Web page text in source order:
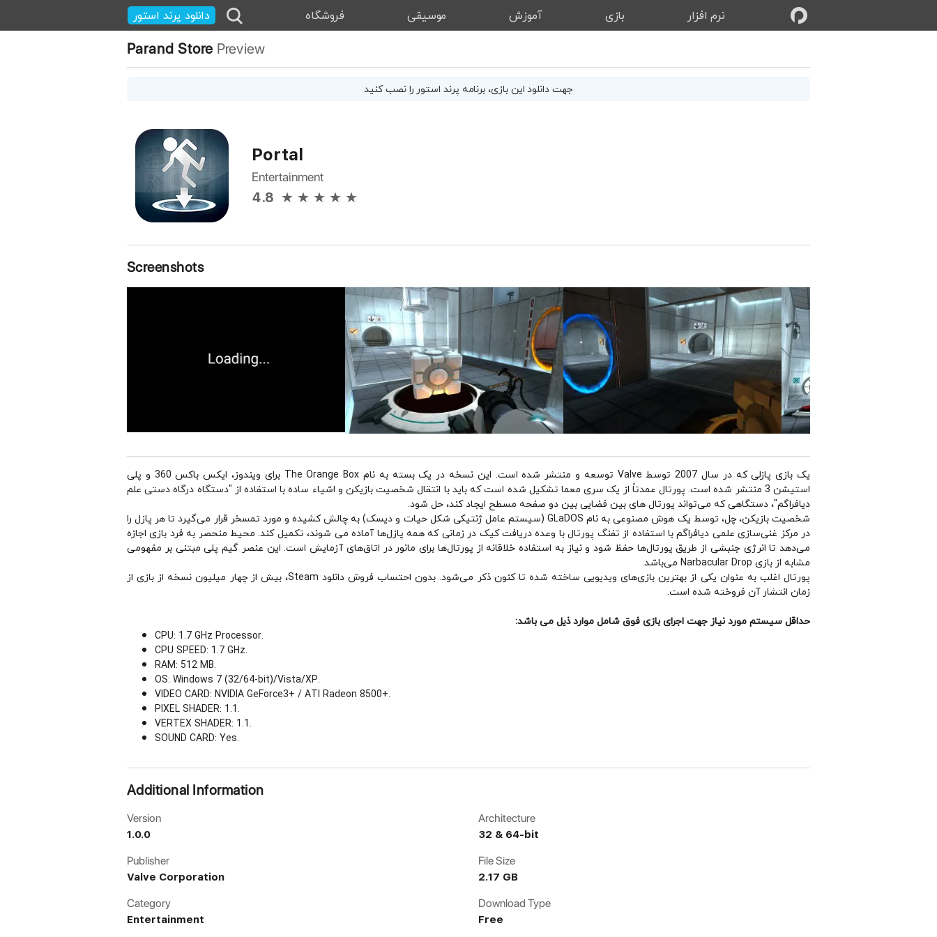
نرم‌ افزار بازی آموزش موسیقی فروشگاه دانلود پرند استور
Parand Store Preview
جهت دانلود اینبازی، برنامه پرند استور را نصب کنید
Portal
Entertainment
4.8
Screenshots
یک بازی پازلی که در سال 2007 توسط Valve توسعه و منتشر شده است. این نسخه در یک بسته به نام The Orange Box برای ویندوز، ایکس باکس 360 و پلی
استیشن 3 منتشر شده است. پورتال عمدتاً از یک سری معما تشکیل شده است که باید با انتقال شخصیت بازیکن و اشیاء ساده با استفاده از "دستگاه درگاه دستی علم
دیافراگم"، دستگاهی که می‌تواند پورتال های بین فضایی بین دو صفحه مسطح ایجاد کند، حل شود.
شخصیت بازیکن، چل، توسط یک هوش مصنوعی به نام GLaDOS (سیستم عامل ژنتیکی شکل حیات و دیسک) به چالش کشیده و مورد تمسخر قرار می‌گیرد تا هر پازل را
در مرکز غنی‌سازی علمی دیافراگم با استفاده از تفنگ پورتال با وعده دریافت کیک در زمانی که همه پازل‌ها آماده می شوند، تکمیل کند. محیط منحصر به فرد بازی اجازه
می‌دهد تا انرژی جنبشی از طریق پورتال‌ها حفظ شود و نیاز به استفاده خلاقانه از پورتال‌ها برای مانور در اتاق‌های آزمایش است. این عنصر گیم پلی مبتنی بر مفهومی
مشابه از بازی Narbacular Drop می‌باشد.
پورتال اغلب به عنوان یکی از بهترین بازی‌های ویدیویی ساخته شده تا کنون ذکر می‌شود. بدون احتساب فروش دانلود Steam، بیش از چهار میلیون نسخه از بازی از
زمان انتشار آن فروخته شده است.
حداقل سیستم مورد نیاز جهت اجرای بازی فوق شامل موارد ذیل می باشد:
CPU: 1.7 GHz Processor.
CPU SPEED: 1.7 GHz.
RAM: 512 MB.
OS: Windows 7 (32/64-bit)/Vista/XP.
VIDEO CARD: NVIDIA GeForce3+ / ATI Radeon 8500+.
PIXEL SHADER: 1.1.
VERTEX SHADER: 1.1.
SOUND CARD: Yes.
Additional Information
Version
1.0.0
Architecture
32 & 64-bit
Publisher
Valve Corporation
File Size
2.17 GB
Category
Entertainment
Download Type
Free